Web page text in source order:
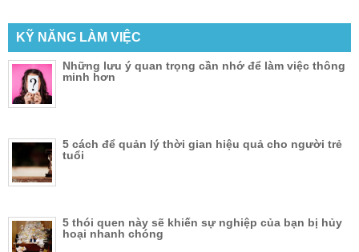
KỸ NĂNG LÀM VIỆC
Những lưu ý quan trọng cần nhớ để làm việc thông
minh hơn
5 cách để quản lý thời gian hiệu quả cho người trẻ
tuổi
5 thói quen này sẽ khiến sự nghiệp của bạn bị hủy
hoại nhanh chóng